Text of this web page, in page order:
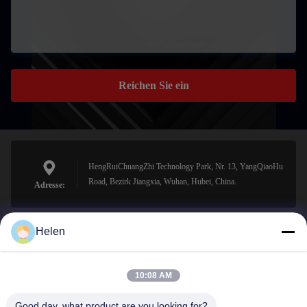
Reichen Sie ein
Adresse:
HengRuiChuangZhi Technology Park, Nr. 13, YangQiaoHu
Road, Bezirk Jiangxia, Wuhan, Hubei, China.
sales@perfectlaser.net
Helen
10:08 AM